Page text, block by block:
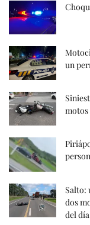
un
motos
Salto:
dos
del